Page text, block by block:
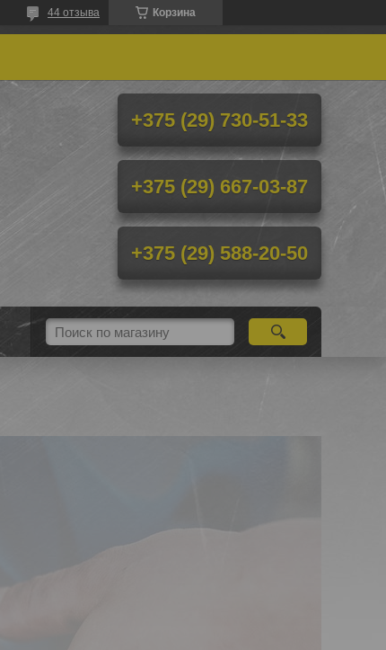
Корзина
44 отзыва
+375 (29) 730-51-33
+375 (29) 667-03-87
+375 (29) 588-20-50